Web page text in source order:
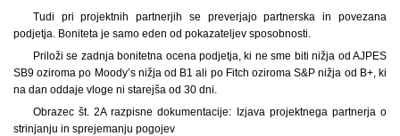
Tudi pri projektnih partnerjih se preverjajo partnerska in povezana
podjetja. Boniteta je samo eden od pokazateljev sposobnosti.
Priloži se zadnja bonitetna ocena podjetja, ki ne sme biti nižja od AJPES
SB9 oziroma po Moody’s nižja od B1 ali po Fitch oziroma S&P nižja od B+, ki
na dan oddaje vloge ni starejša od 30 dni.
Obrazec št. 2A razpisne dokumentacije: Izjava projektnega partnerja o
strinjanju in sprejemanju pogojev